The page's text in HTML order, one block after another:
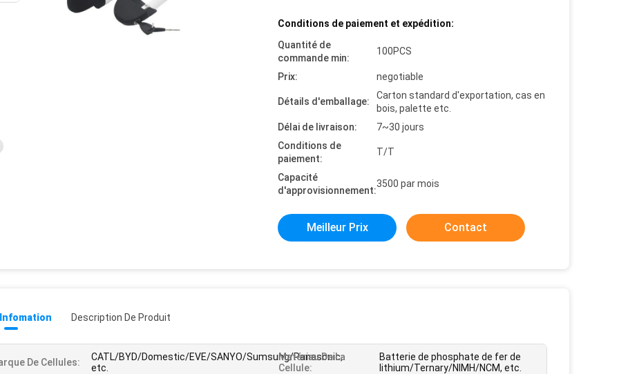
Conditions de paiement et expédition:
Quantité de
commande min:
100PCS
Prix: negotiable
Détails d'emballage:
Carton standard d'exportation, cas en
bois, palette etc.
Délai de livraison:
7~30 jours
Conditions de
paiement:
T/T
Capacité
d'approvisionnement:
3500 par mois
Meilleur Prix Contact
Description De Produit
De Cellules:
CATL/BYD/Domestic/EVE/SANYO/Sumsung/Panasonic,
etc.
Matériau De La
Cellule:
Batterie de phosphate de fer de
lithium/Ternary/NIMH/NCM, etc.